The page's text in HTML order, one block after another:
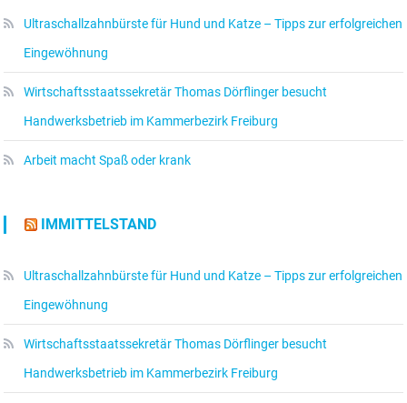
Ultraschallzahnbürste für Hund und Katze – Tipps zur erfolgreichen
Eingewöhnung
Wirtschaftsstaatssekretär Thomas Dörflinger besucht
Handwerksbetrieb im Kammerbezirk Freiburg
Arbeit macht Spaß oder krank
IMMITTELSTAND
Ultraschallzahnbürste für Hund und Katze – Tipps zur erfolgreichen
Eingewöhnung
Wirtschaftsstaatssekretär Thomas Dörflinger besucht
Handwerksbetrieb im Kammerbezirk Freiburg